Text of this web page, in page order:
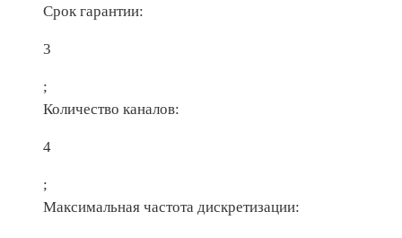
Срок гарантии:
3
;
Количество каналов:
4
;
Максимальная частота дискретизации: